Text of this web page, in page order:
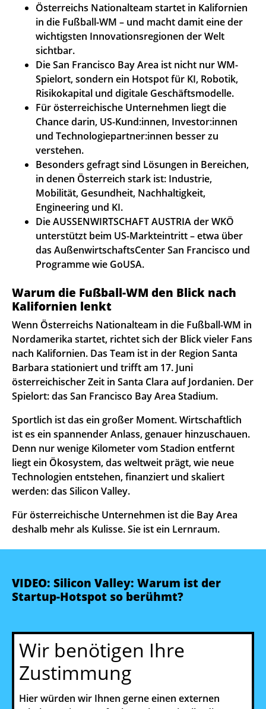
Österreichs Nationalteam startet in Kalifornien
in die Fußball-WM – und macht damit eine der
wichtigsten Innovationsregionen der Welt
sichtbar.
Die San Francisco Bay Area ist nicht nur WM-
Spielort, sondern ein Hotspot für KI, Robotik,
Risikokapital und digitale Geschäftsmodelle.
Für österreichische Unternehmen liegt die
Chance darin, US-Kund:innen, Investor:innen
und Technologiepartner:innen besser zu
verstehen.
Besonders gefragt sind Lösungen in Bereichen,
in denen Österreich stark ist: Industrie,
Mobilität, Gesundheit, Nachhaltigkeit,
Engineering und KI.
Die AUSSENWIRTSCHAFT AUSTRIA der WKÖ
unterstützt beim US-Markteintritt – etwa über
das AußenwirtschaftsCenter San Francisco und
Programme wie GoUSA.
Warum die Fußball-WM den Blick nach
Kalifornien lenkt
Wenn Österreichs Nationalteam in die Fußball-WM in
Nordamerika startet, richtet sich der Blick vieler Fans
nach Kalifornien. Das Team ist in der Region Santa
Barbara stationiert und trifft am 17. Juni
österreichischer Zeit in Santa Clara auf Jordanien. Der
Spielort: das San Francisco Bay Area Stadium.
Sportlich ist das ein großer Moment. Wirtschaftlich
ist es ein spannender Anlass, genauer hinzuschauen.
Denn nur wenige Kilometer vom Stadion entfernt
liegt ein Ökosystem, das weltweit prägt, wie neue
Technologien entstehen, finanziert und skaliert
werden: das Silicon Valley.
Für österreichische Unternehmen ist die Bay Area
deshalb mehr als Kulisse. Sie ist ein Lernraum.
VIDEO: Silicon Valley: Warum ist der
Startup-Hotspot so berühmt?
Wir benötigen Ihre
Zustimmung
Hier würden wir Ihnen gerne einen externen